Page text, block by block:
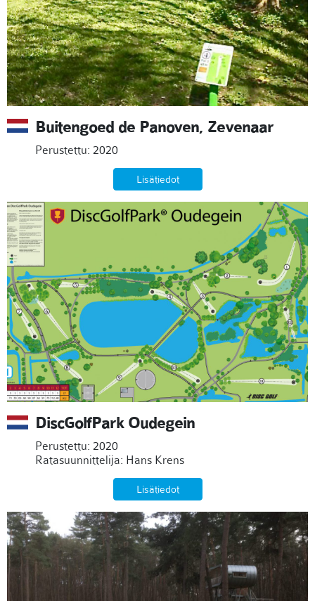
Buitengoed de Panoven, Zevenaar
Perustettu: 2020
Lisätiedot
DiscGolfPark Oudegein
Perustettu: 2020
Ratasuunnittelija: Hans Krens
Lisätiedot